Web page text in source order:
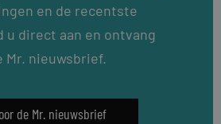
en de recentste
u direct aan en ontvang
Mr. nieuwsbrief.
de Mr. nieuwsbrief